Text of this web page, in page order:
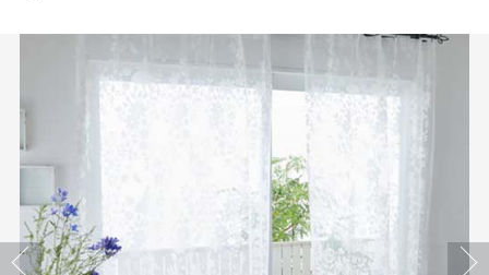
お役立ち情報
お問い合わせ
お気に入りリスト
Previous Next